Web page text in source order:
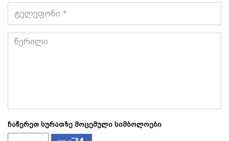
*ტელეფონი
*
წერილი
ჩაწერეთ სურათზე მოცემული სიმბოლოები